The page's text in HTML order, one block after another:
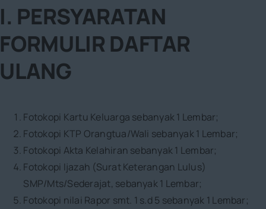
I. PERSYARATAN
FORMULIR DAFTAR
ULANG
Fotokopi Kartu Keluarga sebanyak 1 Lembar;
Fotokopi KTP Orangtua/Wali sebanyak 1 Lembar;
Fotokopi Akta Kelahiran sebanyak 1 Lembar;
Fotokopi Ijazah (Surat Keterangan Lulus)
SMP/Mts/Sederajat, sebanyak 1 Lembar;
Fotokopi nilai Rapor smt. 1 s.d 5 sebanyak 1 Lembar;